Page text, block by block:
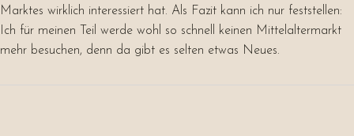
Marktes wirklich interessiert hat. Als Fazit kann ich nur feststellen:
Ich für meinen Teil werde wohl so schnell keinen Mittelaltermarkt
mehr besuchen, denn da gibt es selten etwas Neues.